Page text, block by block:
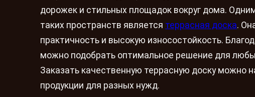
дорожек и стильных площадок вокруг дома.
таких пространств является террасная доска.
практичность и высокую износостойкость.
можно подобрать оптимальное решение для
Заказать качественную террасную доску можно
продукции для разных нужд.